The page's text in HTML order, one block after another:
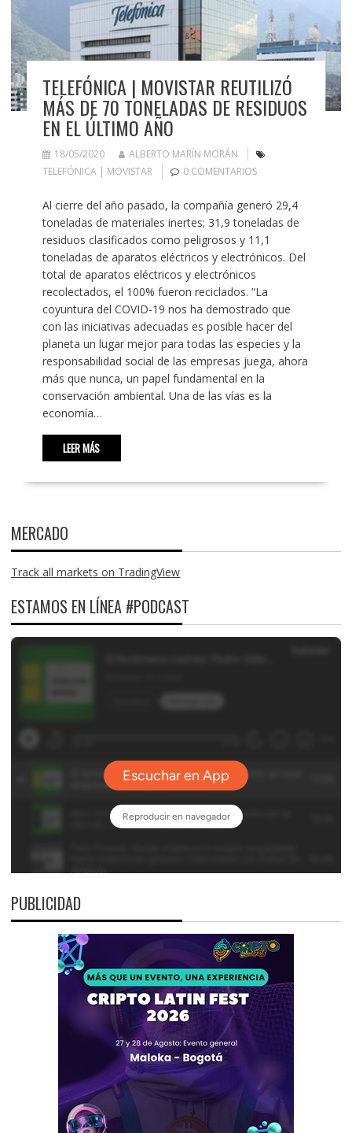
TELEFÓNICA | MOVISTAR REUTILIZÓ
MÁS DE 70 TONELADAS DE RESIDUOS
EN EL ÚLTIMO AÑO
18/05/2020
ALBERTO MARÍN MORÁN
TELEFÓNICA | MOVISTAR
0 COMENTARIOS
Al cierre del año pasado, la compañía generó 29,4
toneladas de materiales inertes; 31,9 toneladas de
residuos clasificados como peligrosos y 11,1
toneladas de aparatos eléctricos y electrónicos. Del
total de aparatos eléctricos y electrónicos
recolectados, el 100% fueron reciclados. “La
coyuntura del COVID-19 nos ha demostrado que
con las iniciativas adecuadas es posible hacer del
planeta un lugar mejor para todas las especies y la
responsabilidad social de las empresas juega, ahora
más que nunca, un papel fundamental en la
conservación ambiental. Una de las vías es la
economía…
LEER MÁS
MERCADO
Track all markets on TradingView
ESTAMOS EN LÍNEA #PODCAST
PUBLICIDAD